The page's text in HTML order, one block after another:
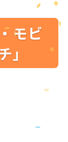
モビ
」